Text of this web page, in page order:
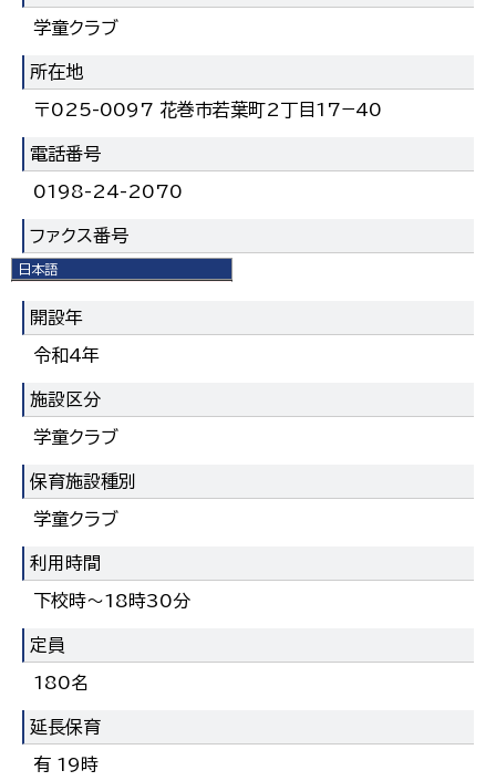
日本語
English
한국어
简体中文
学童クラブ
所在地
〒025-0097 花巻市若葉町2丁目17−40
電話番号
0198-24-2070
ファクス番号
0198-41-3012
開設年
令和4年
施設区分
学童クラブ
保育施設種別
学童クラブ
利用時間
下校時～18時30分
定員
180名
延長保育
有 19時